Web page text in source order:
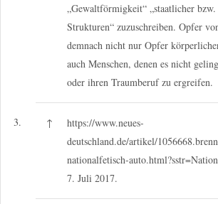
„Gewaltförmigkeit“ „staatlicher
Strukturen“ zuzuschreiben. Opfer
demnach nicht nur Opfer
auch Menschen, denen es nicht
oder ihren Traumberuf zu ergreifen.
3. ↑
https://www.neues-
deutschland.de/artikel/
nationalfetisch-
7. Juli 2017.